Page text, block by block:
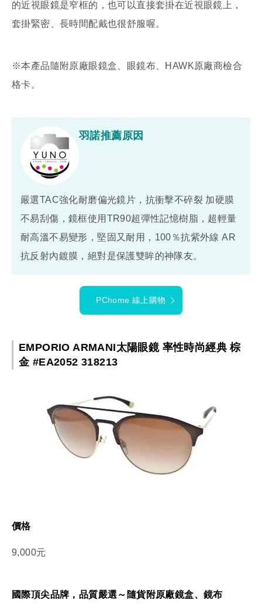
的近視眼鏡是窄框的，也可以直接套掛在近視眼鏡上，
套掛緊密、長時間配戴也很舒服喔。
※本產品隨附原廠眼鏡盒、眼鏡布、HAWK原廠商檢合
格卡。
羽諾推薦原因
嚴選TAC強化耐磨偏光鏡片，抗衝擊不碎裂 加硬膜
不易刮傷，鏡框使用TR90超彈性記憶樹脂，超輕量
耐高溫不易變形，堅固又耐用，100％抗紫外線 AR
抗反射內鍍膜，絕對是保護雙眸的神隊友。
PChome 線上購物
EMPORIO ARMANI太陽眼鏡 率性時尚經典 棕
金 #EA2052 318213
價格
9,000元
國際頂尖品牌，品質嚴選～隨貨附原廠鏡盒、鏡布